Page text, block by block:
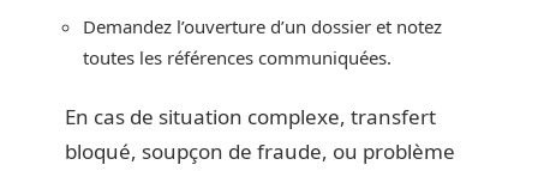
Demandez l’ouverture d’un dossier et notez
toutes les références communiquées.
En cas de situation complexe, transfert
bloqué, soupçon de fraude, ou problème